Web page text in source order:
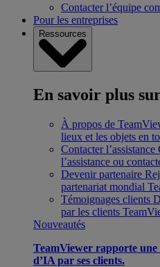
Contacter l’équipe
Pour les entreprises
Ressources
En savoir plus
À propos de
lieux et les objets en
Contacter l’assistance
l’assistance ou
Devenir partenaire
partenariat mondial
Témoignages clients
par les clients
Nouveautés
TeamViewer rapporte
d’IA par ses clients.